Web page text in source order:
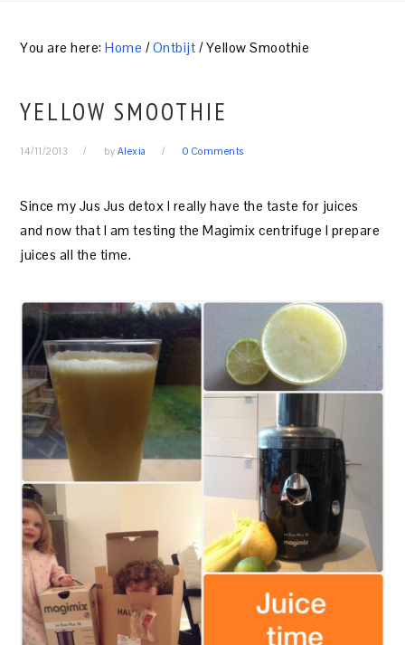
You are here:Home /Ontbijt /Yellow Smoothie
YELLOW SMOOTHIE
14/11/2013 by Alexia 0 Comments
Since my Jus Jus detox I really have the taste for juices
and now that I am testing the Magimix centrifuge I prepare
juices all the time.